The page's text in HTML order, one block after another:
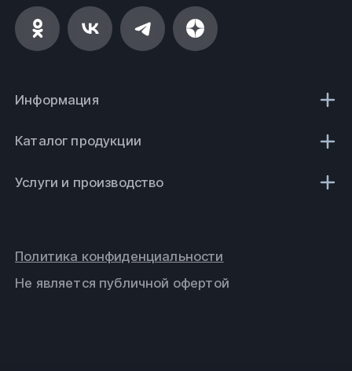
Информация
Каталог продукции
Услуги и производство
Не является публичной офертой
Политика конфиденциальности